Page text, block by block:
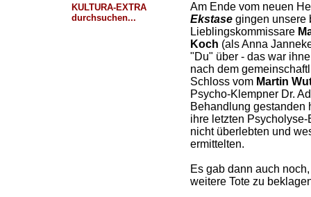
KULTURA-EXTRA
durchsuchen...
Am Ende vom neuen
Ekstasegingen unsere
Lieblingskommissare
Koch (als Anna
"Du" über - das war
nach dem
Schloss vom Martin
Psycho-Klempner Dr.
Behandlung gestanden
ihre letzten
nicht überlebten und
ermittelten.
Es gab dann auch
weitere Tote zu